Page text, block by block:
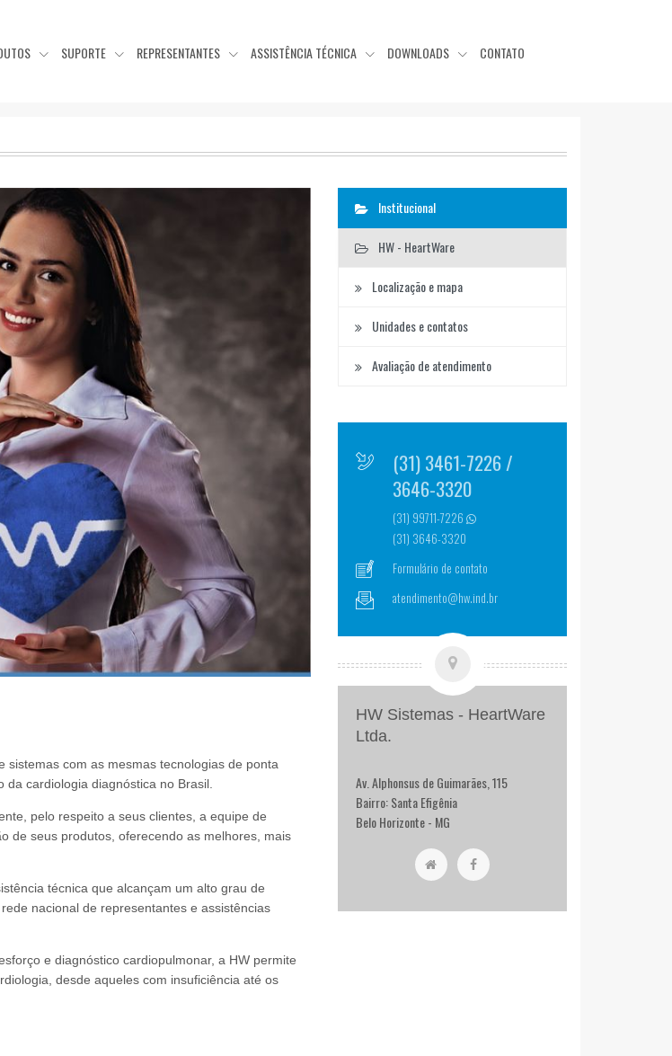
SUPORTE REPRESENTANTES ASSISTÊNCIA TÉCNICA DOWNLOADS CONTATO
sistemas com as mesmas tecnologias de ponta
da cardiologia diagnóstica no Brasil.
pelo respeito a seus clientes, a equipe de
de seus produtos, oferecendo as melhores, mais
técnica que alcançam um alto grau de
nacional de representantes e assistências
e diagnóstico cardiopulmonar, a HW permite
desde aqueles com insuficiência até os
Institucional
HW - HeartWare
Localização e mapa
Unidades e contatos
Avaliação de atendimento
(31) 3461-7226 /
3646-3320
(31) 99711-7226
(31) 3646-3320
Formulário de contato
atendimento@hw.ind.br
HW Sistemas - HeartWare
Ltda.
Av. Alphonsus de Guimarães, 115
Bairro: Santa Efigênia
Belo Horizonte - MG